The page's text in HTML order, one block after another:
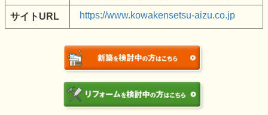
サイトURL https://www.kowakensetsu-aizu.co.jp